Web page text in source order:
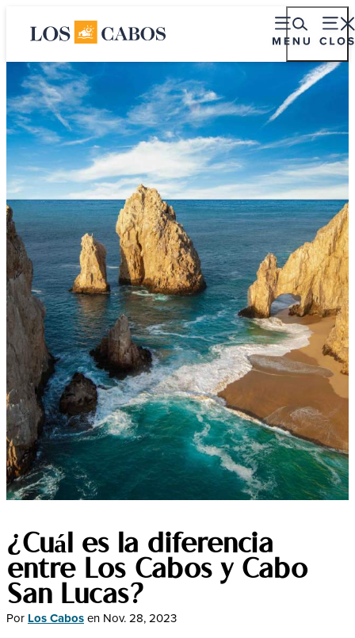
¿Cuál es la diferencia
entre Los Cabos y Cabo
San Lucas?
Por Los Cabosen Nov. 28, 2023